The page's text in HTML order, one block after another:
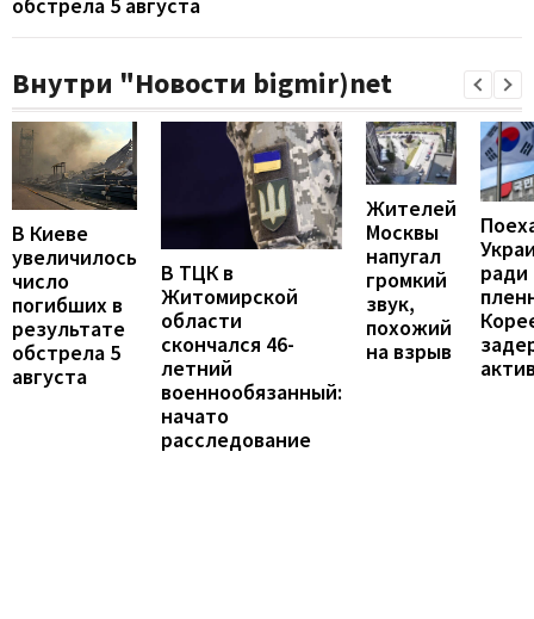
обстрела 5 августа
Внутри "Новости bigmir)net
В Киеве
увеличилось
число
погибших в
результате
обстрела 5
августа
В ТЦК в
Житомирской
области
скончался 46-
летний
военнообязанный:
начато
расследование
Жителей
Москвы
напугал
громкий
звук,
похожий
на взрыв
ради